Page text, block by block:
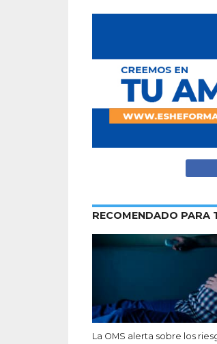
RECOMENDADO PARA
La OMS alerta sobre los